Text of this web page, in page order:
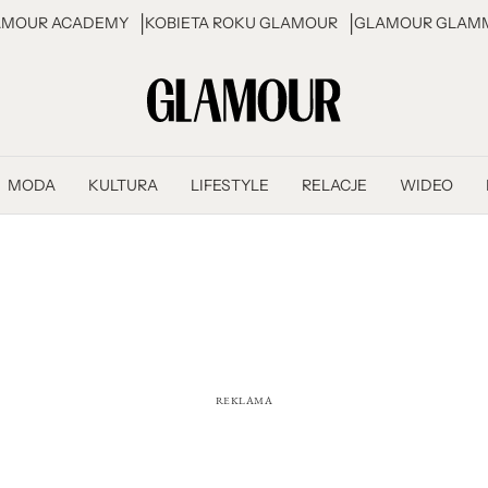
ACADEMY KOBIETA ROKU GLAMOUR GLAMOUR
MODA KULTURA LIFESTYLE RELACJE WIDEO